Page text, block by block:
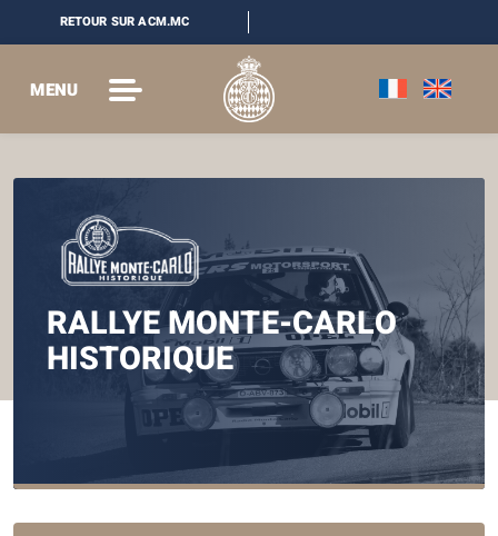
RETOUR SUR ACM.MC
MENU
RALLYE MONTE-CARLO
HISTORIQUE